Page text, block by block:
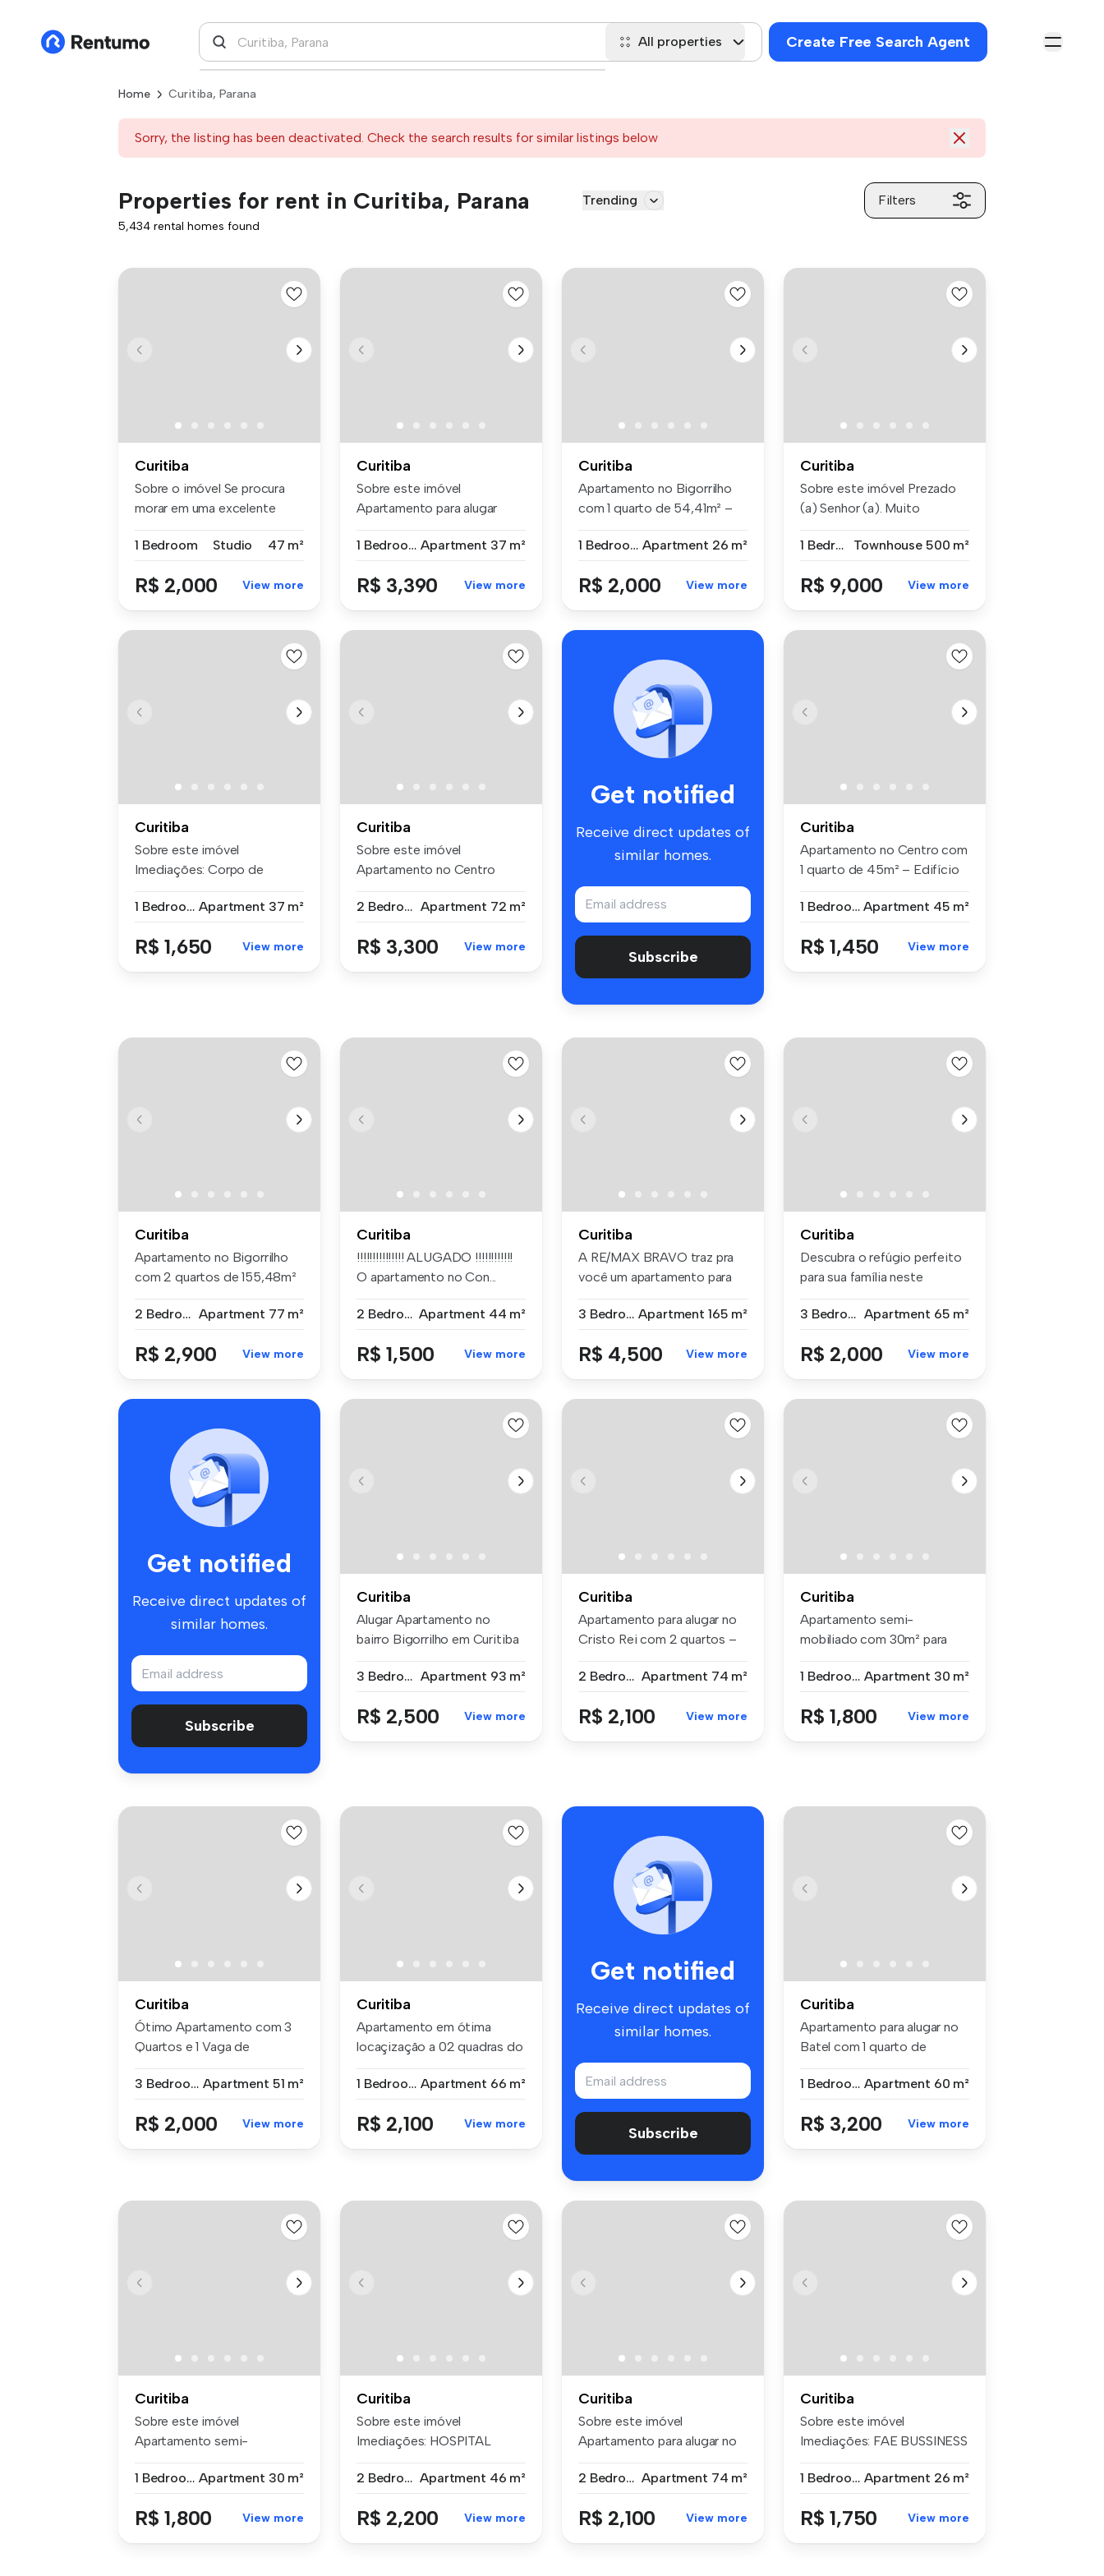
All properties Create Free Search Agent
Home Curitiba, Parana
Sorry, the listing has been deactivated. Check the search results for similar listings below
Properties for rent in Curitiba, Parana Trending Filters
5,434 rental homes found
Curitiba
Sobre o imóvel Se procura
morar em uma excelente
1 Bedroom
Studio 47 m²
R$ 2,000 View more
Curitiba
Sobre este imóvel
Apartamento para alugar
1 Bedroom Apartment 37 m²
R$ 3,390 View more
Curitiba
Apartamento no Bigorrilho
com 1 quarto de 54,41m² –
1 Bedroom Apartment 26 m²
R$ 2,000 View more
Curitiba
Sobre este imóvel Prezado
(a) Senhor (a). Muito
1 Bedroom
Townhouse 500 m²
R$ 9,000 View more
Curitiba
Sobre este imóvel
Imediações: Corpo de
1 Bedroom Apartment 37 m²
R$ 1,650 View more
Curitiba
Sobre este imóvel
Apartamento no Centro
2 Bedrooms Apartment 72 m²
R$ 3,300 View more
Get notified
Receive direct updates of
similar homes.
Subscribe
Curitiba
Apartamento no Centro com
1 quarto de 45m² – Edifício
1 Bedroom Apartment 45 m²
R$ 1,450 View more
Curitiba
Apartamento no Bigorrilho
com 2 quartos de 155,48m²
2 Bedrooms Apartment 77 m²
R$ 2,900 View more
Curitiba
!!!!!!!!!!!!!!! ALUGADO !!!!!!!!!!!!
O apartamento no Con...
2 Bedrooms Apartment 44 m²
R$ 1,500 View more
Curitiba
A RE/MAX BRAVO traz pra
você um apartamento para
3 Bedrooms Apartment 165 m²
R$ 4,500 View more
Curitiba
Descubra o refúgio perfeito
para sua família neste
3 Bedrooms Apartment 65 m²
R$ 2,000 View more
Get notified
Receive direct updates of
similar homes.
Subscribe
Curitiba
Alugar Apartamento no
bairro Bigorrilho em Curitiba
3 Bedrooms Apartment 93 m²
R$ 2,500 View more
Curitiba
Apartamento para alugar no
Cristo Rei com 2 quartos –
2 Bedrooms Apartment 74 m²
R$ 2,100 View more
Curitiba
Apartamento semi-
mobiliado com 30m² para
1 Bedroom Apartment 30 m²
R$ 1,800 View more
Curitiba
Ótimo Apartamento com 3
Quartos e 1 Vaga de
3 Bedrooms Apartment 51 m²
R$ 2,000 View more
Curitiba
Apartamento em ótima
locaçização a 02 quadras do
1 Bedroom Apartment 66 m²
R$ 2,100 View more
Get notified
Receive direct updates of
similar homes.
Subscribe
Curitiba
Apartamento para alugar no
Batel com 1 quarto de
1 Bedroom Apartment 60 m²
R$ 3,200 View more
Curitiba
Sobre este imóvel
Apartamento semi-
1 Bedroom Apartment 30 m²
R$ 1,800 View more
Curitiba
Sobre este imóvel
Imediações: HOSPITAL
2 Bedrooms Apartment 46 m²
R$ 2,200 View more
Curitiba
Sobre este imóvel
Apartamento para alugar no
2 Bedrooms Apartment 74 m²
R$ 2,100 View more
Curitiba
Sobre este imóvel
Imediações: FAE BUSSINESS
1 Bedroom Apartment 26 m²
R$ 1,750 View more